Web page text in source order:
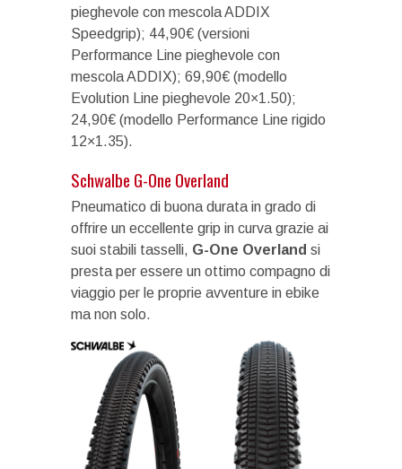
pieghevole con mescola ADDIX
Speedgrip); 44,90€ (versioni
Performance Line pieghevole con
mescola ADDIX); 69,90€ (modello
Evolution Line pieghevole 20×1.50);
24,90€ (modello Performance Line rigido
12×1.35).
Schwalbe G-One Overland
Pneumatico di buona durata in grado di
offrire un eccellente grip in curva grazie ai
suoi stabili tasselli, G-One Overland si
presta per essere un ottimo compagno di
viaggio per le proprie avventure in ebike
ma non solo.